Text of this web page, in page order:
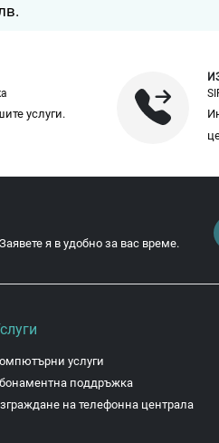
услуги.
я в удобно за вас време.
услуги
поддръжка
на телефонна централа